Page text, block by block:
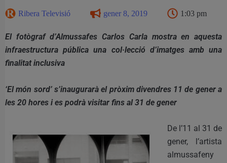
Ribera Televisió gener 8, 2019 1:03 pm
El fotògraf d’Almussafes Carlos Carla mostra en aquesta
infraestructura pública una col·lecció d’imatges amb una
finalitat inclusiva
‘El món sord’ s’inaugurarà el pròxim divendres 11 de gener a
les 20 hores i es podrà visitar fins al 31 de gener
De l’11 al 31 de
gener, l’artista
almussafeny